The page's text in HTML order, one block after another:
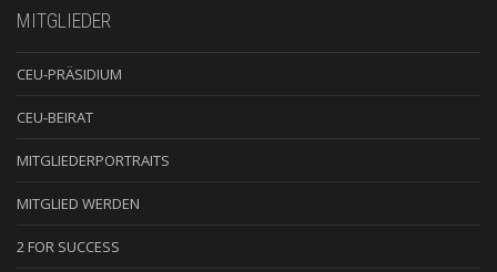
MITGLIEDER
CEU-PRÄSIDIUM
CEU-BEIRAT
MITGLIEDERPORTRAITS
MITGLIED WERDEN
2 FOR SUCCESS